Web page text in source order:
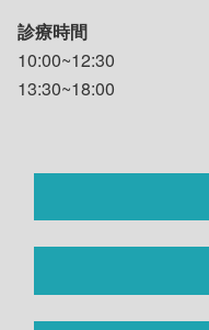
診療時間
10:00~12:30
13:30~18:00